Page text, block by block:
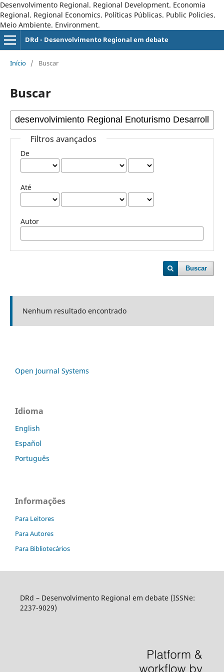
Desenvolvimento Regional. Regional Development. Economia
Regional. Regional Economics. Políticas Públicas. Public Policies.
Meio Ambiente. Environment.
DRd - Desenvolvimento Regional em debate
Início / Buscar
Buscar
Filtros avançados
De
Até
Autor
Buscar
Nenhum resultado encontrado
Open Journal Systems
Idioma
English
Español
Português
Informações
Para Leitores
Para Autores
Para Bibliotecários
DRd – Desenvolvimento Regional em debate (ISSNe:
2237-9029)